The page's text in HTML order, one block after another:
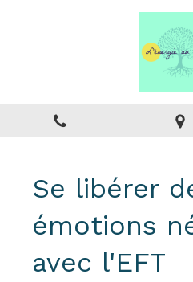
Se libérer
émotions
avec l'EFT